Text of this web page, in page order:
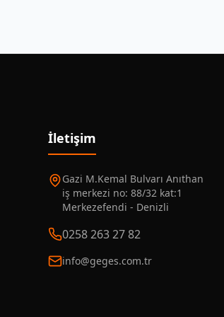
İletişim
Gazi M.Kemal Bulvarı Anıthan
iş merkezi no: 88/32 kat:1
Merkezefendi - Denizli
0258 263 27 82
info@geges.com.tr